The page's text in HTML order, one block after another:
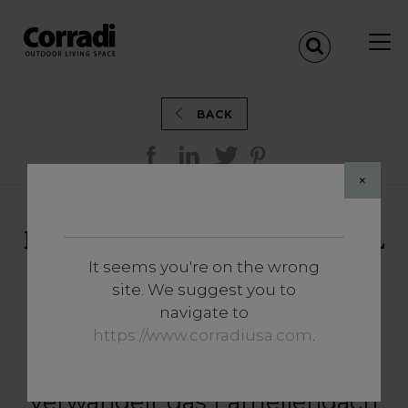
×
It seems you're on the wrong
site. We suggest you to
navigate to
https://www.corradiusa.com.
BACK
IMAGO®: DER SPEISESAAL
IM FREIEN
BERLIN – DEUTSCHLAND
verwandelt das Lamellendach